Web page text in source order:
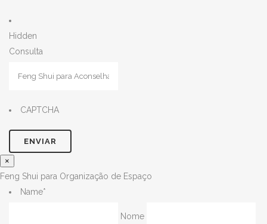
Hidden
Consulta
CAPTCHA
×
Feng Shui para Organização de Espaço
Name*
Nome